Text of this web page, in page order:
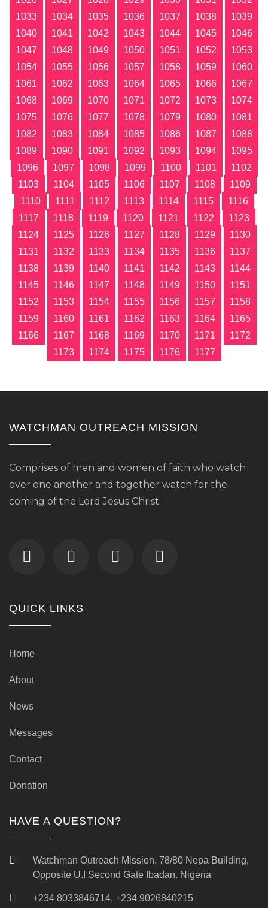
1033
1034 1035 1036 1037 1038
1039
1040
1041 1042 1043 1044 1045
1046
1047
1048 1049 1050 1051 1052
1053
1054
1055 1056 1057 1058 1059
1060
1061
1062 1063 1064 1065 1066
1067
1068
1069 1070 1071 1072 1073
1074
1075
1076 1077 1078 1079 1080
1081
1082
1083 1084 1085 1086 1087
1088
1089
1090 1091 1092 1093 1094
1095
1096
1097 1098 1099 1100 1101
1102
1103
1104 1105 1106 1107 1108
1109
1110
1111 1112 1113 1114 1115
1116
1117
1118 1119 1120 1121 1122
1123
1124
1125 1126 1127 1128 1129
1130
1131
1132 1133 1134 1135 1136
1137
1138
1139 1140 1141 1142 1143
1144
1145
1146 1147 1148 1149 1150
1151
1152
1153 1154 1155 1156 1157
1158
1159
1160 1161 1162 1163 1164
1165
1166
1167 1168 1169 1170 1171
1172
1173
1174 1175 1176 1177
WATCHMAN OUTREACH MISSION
Comprises of men and women of faith who watch
over one another and together watch for the
coming of the Lord Jesus Christ.
QUICK LINKS
Home
About
News
Messages
Contact
Donation
HAVE A QUESTION?
Watchman Outreach Mission, 78/80 Nepa Building,
Opposite U.I Second Gate Ibadan. Nigeria
+234 8033846714, +234 9026840215